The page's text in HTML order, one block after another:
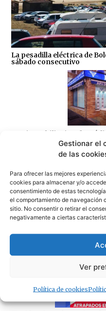
Gestionar el
de las
Para ofrecer las mejores
cookies para almacenar y/o
consentimiento de estas
el comportamiento de navegación
sitio. No consentir o retirar el
negativamente a ciertas
Ver
Política de cookies
La pesadilla eléctrica de
sábado consecutivo
Las inmobiliarias de
sector donde cualquiera
Marciales Mixtas (MMA)